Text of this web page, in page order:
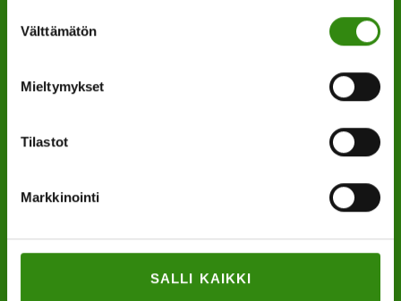
valinta
Välttämätön
Mieltymykset
Tilastot
Markkinointi
SALLI KAIKKI
Saavutettavuusseloste
Tilaa uutiskirjeemme
Evästeet
”Maaseudun tukihenkilö on arjen rinnalla kulkija,
huolien kuuntelija sekä keskusteluavun antaja.”